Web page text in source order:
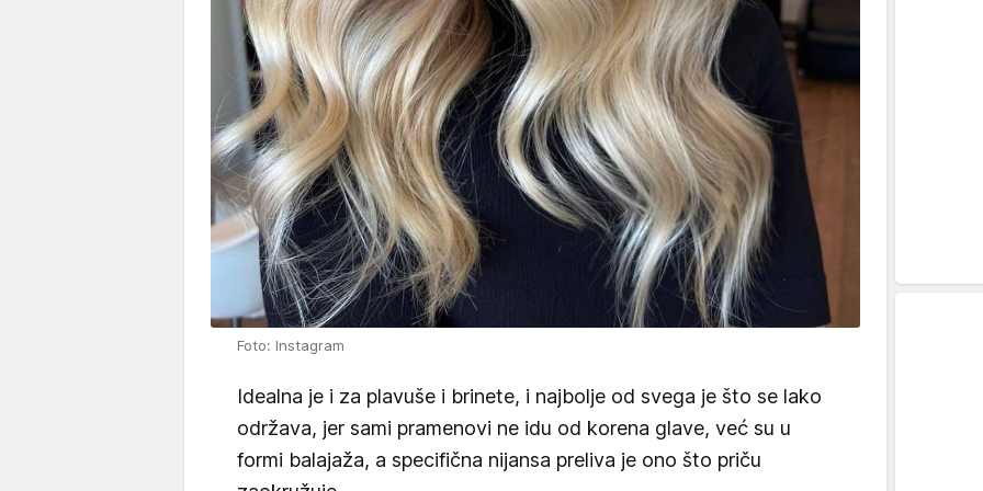
Foto: Instagram
Idealna je i za plavuše i brinete, i najbolje od svega je što se lako
održava, jer sami pramenovi ne idu od korena glave, već su u
formi balajaža, a specifična nijansa preliva je ono što priču